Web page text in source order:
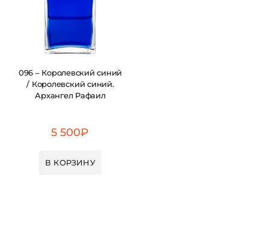
096 – Королевский синий
/ Королевский синий.
Архангел Рафаил
5 500₽
В КОРЗИНУ